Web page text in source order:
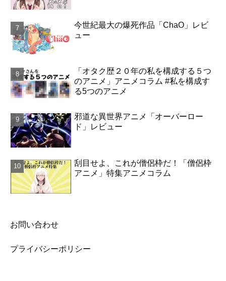
今世紀最大の爆死作品「ChaO」レビ
ュー
「オタク歴２０年の私を構成する５つ
のアニメ」アニメコラム #私を構成す
る5つのアニメ
邪道な異世界アニメ「オーバーロー
ド」レビュー
刮目せよ、これが僧侶枠だ！「僧侶枠
アニメ」特集アニメコラム
お問い合わせ
プライバシーポリシー